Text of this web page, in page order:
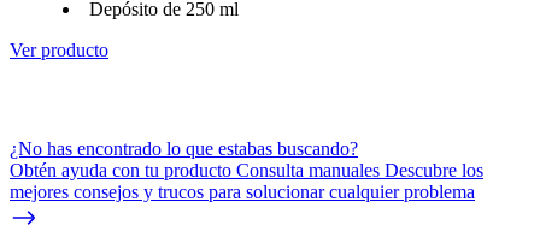
Depósito de 250 ml
Ver producto
¿No has encontrado lo que estabas buscando?
Obtén ayuda con tu producto Consulta manuales Descubre los
mejores consejos y trucos para solucionar cualquier problema